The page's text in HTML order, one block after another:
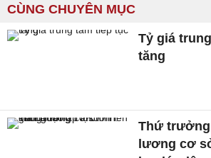
CÙNG CHUYÊN MỤC
Tỷ giá
tăng
Thứ trưởng
lương cơ